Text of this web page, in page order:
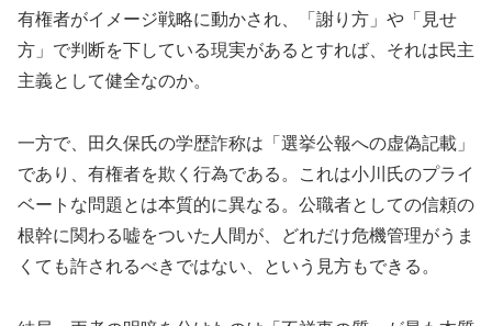
有権者がイメージ戦略に動かされ、「謝り方」や「見せ
方」で判断を下している現実があるとすれば、それは民主
主義として健全なのか。
一方で、田久保氏の学歴詐称は「選挙公報への虚偽記載」
であり、有権者を欺く行為である。これは小川氏のプライ
ベートな問題とは本質的に異なる。公職者としての信頼の
根幹に関わる嘘をついた人間が、どれだけ危機管理がうま
くても許されるべきではない、という見方もできる。